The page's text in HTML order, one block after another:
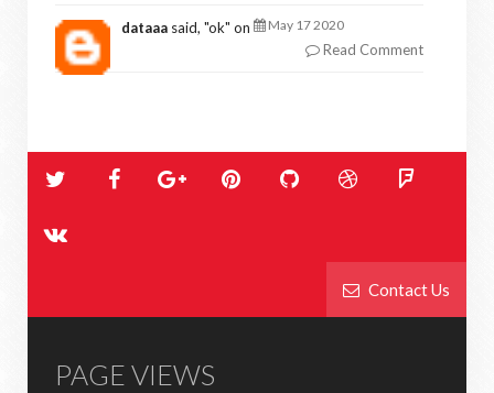
dataaa said, "ok" on May 17 2020
Read Comment
Contact Us
PAGE VIEWS